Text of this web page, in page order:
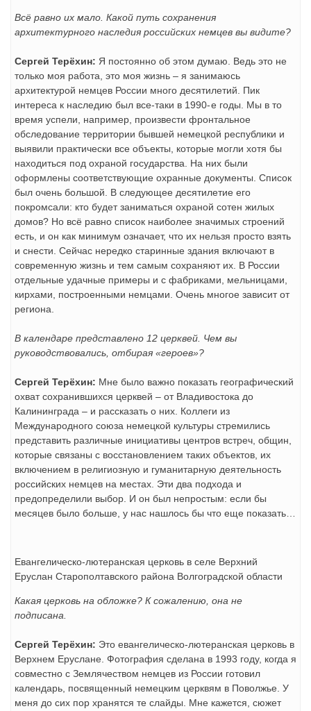
Всё равно их мало. Какой путь сохранения
архитектурного наследия российских немцев вы видите?
Сергей Терёхин: Я постоянно об этом думаю. Ведь это не
только моя работа, это моя жизнь – я занимаюсь
архитектурой немцев России много десятилетий. Пик
интереса к наследию был все-таки в 1990- е годы. Мы в то
время успели, например, произвести фронтальное
обследование территории бывшей немецкой республики и
выявили практически все объекты, которые могли хотя бы
находиться под охраной государства. На них были
оформлены соответствующие охранные документы. Список
был очень большой. В следующее десятилетие его
покромсали: кто будет заниматься охраной сотен жилых
домов? Но всё равно список наиболее значимых строений
есть, и он как минимум означает, что их нельзя просто взять
и снести. Сейчас нередко старинные здания включают в
современную жизнь и тем самым сохраняют их. В России
отдельные удачные примеры и с фабриками, мельницами,
кирхами, построенными немцами. Очень многое зависит от
региона.
В календаре представлено 12 церквей. Чем вы
руководствовались, отбирая «героев»?
Сергей Терёхин: Мне было важно показать географический
охват сохранившихся церквей – от Владивостока до
Калининграда – и рассказать о них. Коллеги из
Международного союза немецкой культуры стремились
представить различные инициативы центров встреч, общин,
которые связаны с восстановлением таких объектов, их
включением в религиозную и гуманитарную деятельность
российских немцев на местах. Эти два подхода и
предопределили выбор. И он был непростым: если бы
месяцев было больше, у нас нашлось бы что еще показать…
Евангелическо-лютеранская церковь в селе Верхний
Еруслан Старополтавского района Волгоградской области
Какая церковь на обложке? К сожалению, она не
подписана.
Сергей Терёхин: Это евангелическо-лютеранская церковь в
Верхнем Еруслане. Фотография сделана в 1993 году, когда я
совместно с Землячеством немцев из России готовил
календарь, посвященный немецким церквям в Поволжье. У
меня до сих пор хранятся те слайды. Мне кажется, сюжет